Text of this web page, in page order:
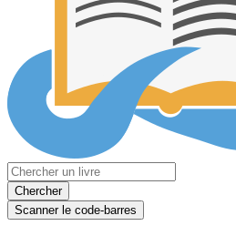
Chercher
Scanner le code-barres